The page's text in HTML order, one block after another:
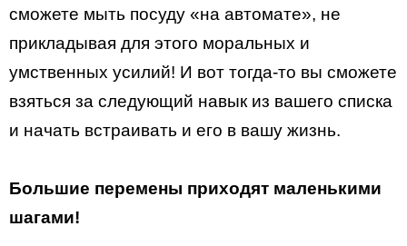
сможете мыть посуду «на автомате», не
прикладывая для этого моральных и
умственных усилий! И вот тогда-то вы сможете
взяться за следующий навык из вашего списка
и начать встраивать и его в вашу жизнь.
Большие перемены приходят маленькими
шагами!